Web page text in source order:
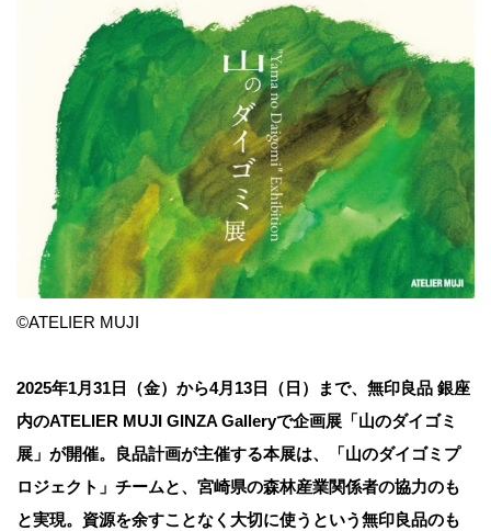
©ATELIER MUJI
2025年1月31日（金）から4月13日（日）まで、無印良品 銀座
内のATELIER MUJI GINZA Galleryで企画展「山のダイゴミ
展」が開催。良品計画が主催する本展は、「山のダイゴミプ
ロジェクト」チームと、宮崎県の森林産業関係者の協力のも
と実現。資源を余すことなく大切に使うという無印良品のも